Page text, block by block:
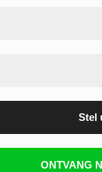
Stel
ONTVANG